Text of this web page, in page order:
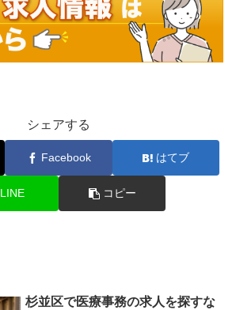
シェアする
Facebook はてブ
LINE コピー
杉並区で医療事務の求人を探すな